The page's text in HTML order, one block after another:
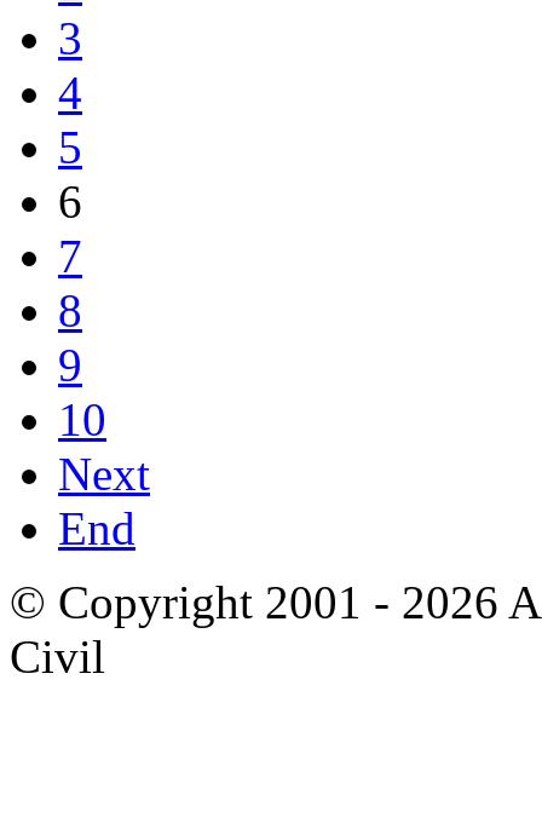
3
4
5
6
7
8
9
10
Next
End
© Copyright 2001 - 2026
Civil